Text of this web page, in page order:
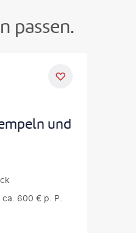
passen.
und
600 € p. P.